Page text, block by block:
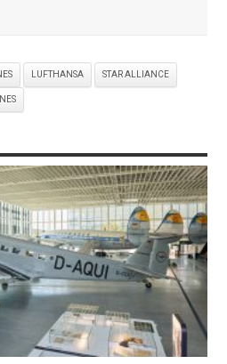
LUFTHANSA STAR ALLIANCE